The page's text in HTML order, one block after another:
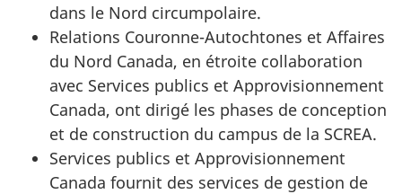
dans le Nord circumpolaire.
Relations Couronne-Autochtones et Affaires
du Nord Canada, en étroite collaboration
avec Services publics et Approvisionnement
Canada, ont dirigé les phases de conception
et de construction du campus de la SCREA.
Services publics et Approvisionnement
Canada fournit des services de gestion de